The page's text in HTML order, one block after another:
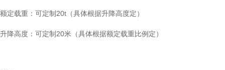
额定载重：可定制20t（具体根据升降高度定）
升降高度：可定制20米（具体根据额定载重比例定）